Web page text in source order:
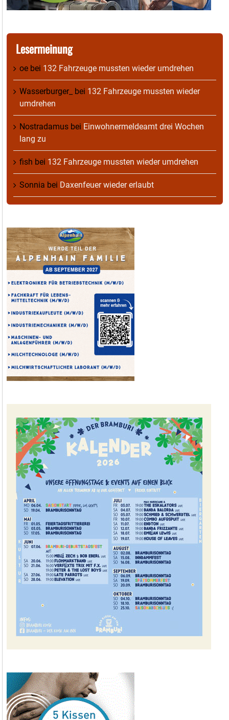
Lesermeinung
oe bei 132 Fahrzeuge mussten wieder umdrehen
Wasserburger_ bei 132 Fahrzeuge mussten wieder
umdrehen
Nostradamus bei Einwohnermeldeamt drei Wochen
lang zu
fish bei 132 Fahrzeuge mussten wieder umdrehen
Sonnia bei Daxenfeuer wieder erlaubt